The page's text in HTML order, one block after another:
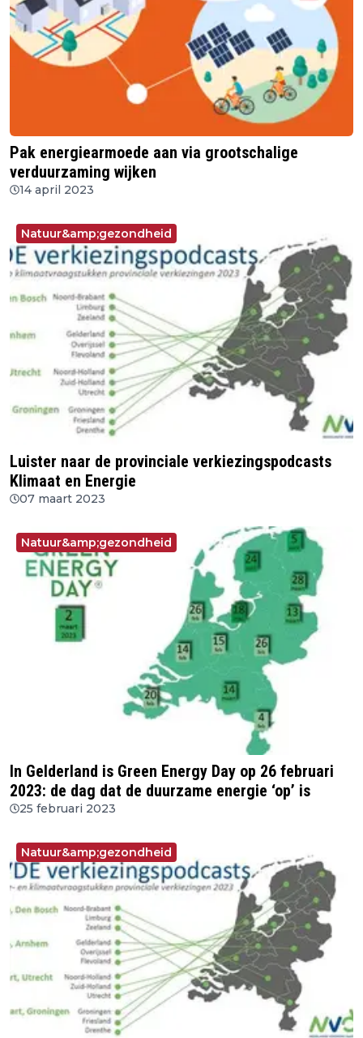
Pak energiearmoede aan via grootschalige
verduurzaming wijken
14 april 2023
Natuur&amp;gezondheid
Luister naar de provinciale verkiezingspodcasts
Klimaat en Energie
07 maart 2023
Natuur&amp;gezondheid
In Gelderland is Green Energy Day op 26 februari
2023: de dag dat de duurzame energie ‘op’ is
25 februari 2023
Natuur&amp;gezondheid